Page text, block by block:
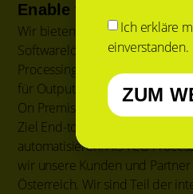
Enable the digital
Wir bieten auf einer BPM
Softwarelösungen für Intelligent
Processing, Business Process
für Output Prozesse. Unsere
On Premise oder in der Cloud
Ziel End-to-End Prozesse für
automatisieren. Als TCG
wir unsere Kunden und
Österreich. Wir sind Teil der
Ich erkläre
einverstanden.
ZUM